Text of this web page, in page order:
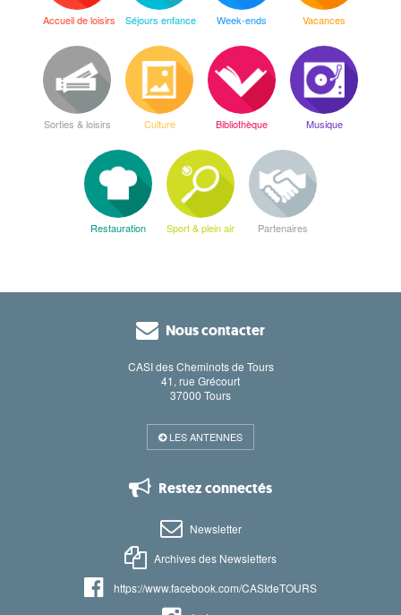
Accueil de loisirs Séjours enfance Week-ends Vacances
Sorties & loisirs Culture Bibliothèque Musique
Restauration Sport & plein air Partenaires
Nous contacter
CASI des Cheminots de Tours
41, rue Grécourt
37000 Tours
LES ANTENNES
Restez connectés
Newsletter
Archives des Newsletters
https://www.facebook.com/CASIdeTOURS